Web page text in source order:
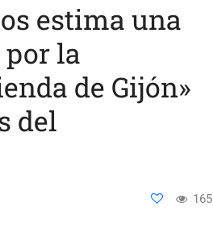
estima una
la
de Gijón»
del
165